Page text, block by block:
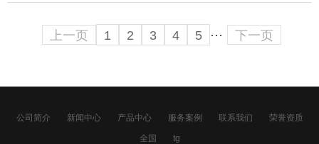
上一页 1 2 3 4 5 ··· 下一页
公司简介 新闻中心 产品中心 服务案例 联系我们 荣誉资质
全国 tg